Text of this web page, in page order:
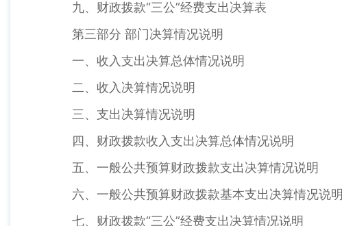
九、财政拨款“三公”经费支出决算表
第三部分 部门决算情况说明
一、收入支出决算总体情况说明
二、收入决算情况说明
三、支出决算情况说明
四、财政拨款收入支出决算总体情况说明
五、一般公共预算财政拨款支出决算情况说明
六、一般公共预算财政拨款基本支出决算情况说明
七、财政拨款“三公”经费支出决算情况说明